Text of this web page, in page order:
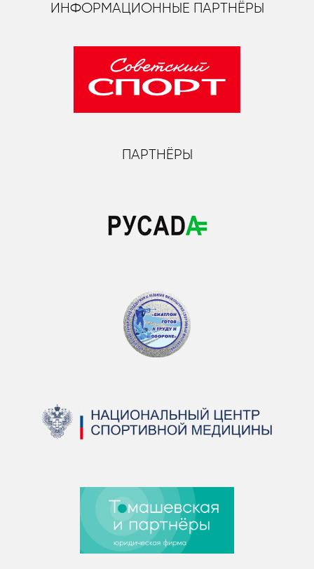
ИНФОРМАЦИОННЫЕ ПАРТНЁРЫ
ПАРТНЁРЫ